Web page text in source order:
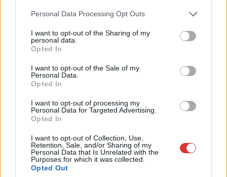
Please note that this website/app uses one or more Google
not limited to your visit or usage behaviour. You may click to
grant or deny consent to Google and its third-party tags to
use your data for below specified purposes in below Google
consent section.
Personal Data Processing Opt Outs
I want to opt-out of the Sharing of my
personal data.
Opted In
I want to opt-out of the Sale of my
Personal Data.
Opted In
I want to opt-out of processing my
Personal Data for Targeted Advertising.
Opted In
I want to opt-out of Collection, Use,
Retention, Sale, and/or Sharing of my
Personal Data that Is Unrelated with the
Purposes for which it was collected.
Opted Out
Hírlevél feliratkozás
Adja meg keresztnevét:
meg e-mail címét:
Megismertem és elfogadom a
GDPR-szabályzatot
Nem szeretne lemaradni semmiről? Csak egy kattintás, és hírlevelünk a
postaládájába érkezik!